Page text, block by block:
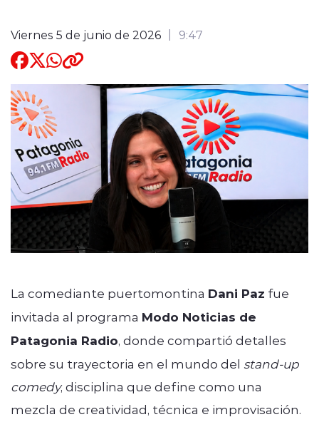
Viernes 5 de junio de 2026 9:47
La comediante puertomontina Dani Paz fue
invitada al programa Modo Noticias de
Patagonia Radio, donde compartió detalles
sobre su trayectoria en el mundo del stand-up
comedy, disciplina que define como una
mezcla de creatividad, técnica e improvisación.